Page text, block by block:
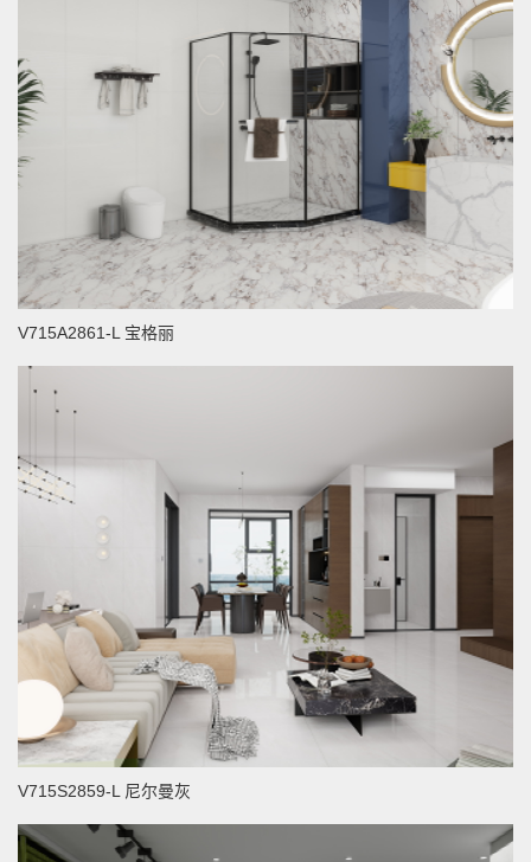
V715A2861-L 宝格丽
V715S2859-L 尼尔曼灰